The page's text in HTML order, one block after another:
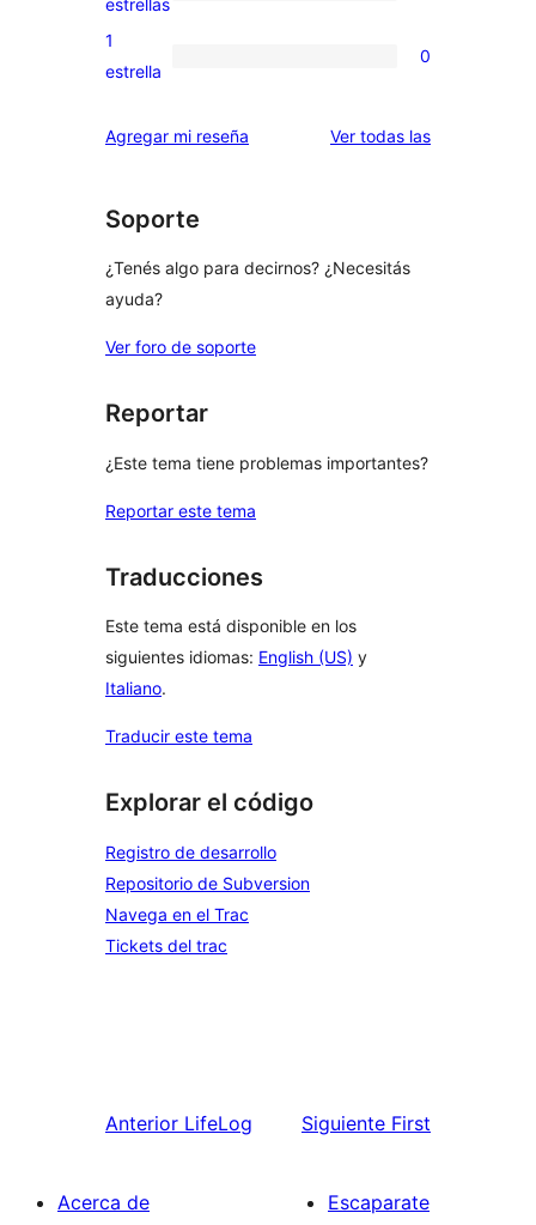
valoraciones
de
estrellas
0
de
1
estrella
0
Agregar mi reseña Ver todas lasreseñas
Soporte
¿Tenés algo para decirnos? ¿Necesitás
ayuda?
Ver foro de soporte
Reportar
¿Este tema tiene problemas importantes?
Reportar este tema
Traducciones
Este tema está disponible en los
siguientes idiomas: English (US) y
Italiano.
Traducir este tema
Explorar el código
Registro de desarrollo
Repositorio de Subversion
Navega en el Trac
Tickets del trac
Anterior LifeLog Siguiente First
Acerca de
Escaparate